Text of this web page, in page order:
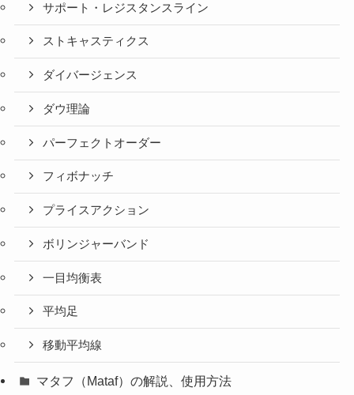
サポート・レジスタンスライン
ストキャスティクス
ダイバージェンス
ダウ理論
パーフェクトオーダー
フィボナッチ
プライスアクション
ボリンジャーバンド
一目均衡表
平均足
移動平均線
マタフ（Mataf）の解説、使用方法